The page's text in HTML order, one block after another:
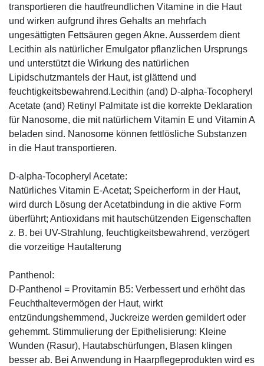
transportieren die hautfreundlichen Vitamine in die Haut
und wirken aufgrund ihres Gehalts an mehrfach
ungesättigten Fettsäuren gegen Akne. Ausserdem dient
Lecithin als natürlicher Emulgator pflanzlichen Ursprungs
und unterstützt die Wirkung des natürlichen
Lipidschutzmantels der Haut, ist glättend und
feuchtigkeitsbewahrend.Lecithin (and) D-alpha-Tocopheryl
Acetate (and) Retinyl Palmitate ist die korrekte Deklaration
für Nanosome, die mit natürlichem Vitamin E und Vitamin A
beladen sind. Nanosome können fettlösliche Substanzen
in die Haut transportieren.
D-alpha-Tocopheryl Acetate:
Natürliches Vitamin E-Acetat; Speicherform in der Haut,
wird durch Lösung der Acetatbindung in die aktive Form
überführt; Antioxidans mit hautschützenden Eigenschaften
z. B. bei UV-Strahlung, feuchtigkeitsbewahrend, verzögert
die vorzeitige Hautalterung
Panthenol:
D-Panthenol = Provitamin B5: Verbessert und erhöht das
Feuchthaltevermögen der Haut, wirkt
entzündungshemmend, Juckreize werden gemildert oder
gehemmt. Stimmulierung der Epithelisierung: Kleine
Wunden (Rasur), Hautabschürfungen, Blasen klingen
besser ab. Bei Anwendung in Haarpflegeprodukten wird es